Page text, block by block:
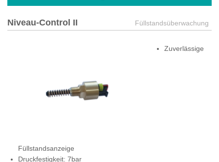
Niveau-Control II Füllstandsüberwachung
Zuverlässige
Füllstandsanzeige
Druckfestigkeit: 7bar